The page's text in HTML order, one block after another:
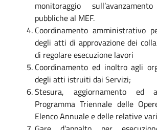
monitoraggio
pubbliche al MEF.
Coordinamento amministrativo
degli atti di approvazione dei
di regolare esecuzione lavori
Coordinamento ed inoltro agli
degli atti istruiti dai Servizi;
Stesura, aggiornamento ed
Programma Triennale delle
Elenco Annuale e delle relative